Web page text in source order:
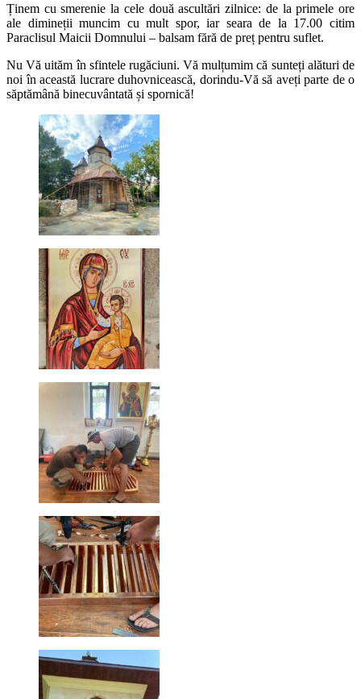
Ținem cu smerenie la cele două ascultări zilnice: de la primele ore
ale dimineții muncim cu mult spor, iar seara de la 17.00 citim
Paraclisul Maicii Domnului – balsam fără de preț pentru suflet.
Nu Vă uităm în sfintele rugăciuni. Vă mulțumim că sunteți alături de
noi în această lucrare duhovnicească, dorindu-Vă să aveți parte de o
săptămână binecuvântată și spornică!